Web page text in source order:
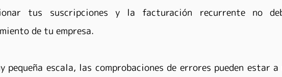
tus suscripciones y la facturación recurrente no
de tu empresa.
pequeña escala, las comprobaciones de errores pueden estar